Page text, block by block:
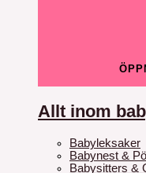
Allt inom
Babyleksaker
Babynest &
Babysitters &